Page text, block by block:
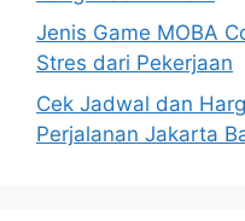
Jenis Game MOBA
Stres dari Pekerjaan
Cek Jadwal dan
Perjalanan Jakarta